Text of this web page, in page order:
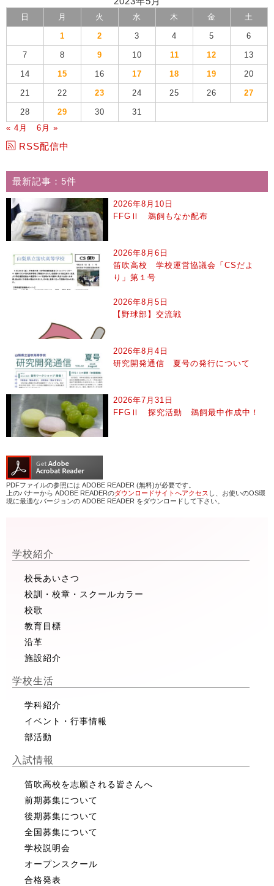
日 月 火 水 木 金 土
1 2 3 4 5 6
7 8 9 10 11 12 13
14 15 16 17 18 19 20
21 22 23 24 25 26 27
28 29 30
31
« 4月
6月 »
RSS配信中
最新記事：5件
2026年8月10日
FFGⅡ 鵜飼もなか配布
2026年8月6日
笛吹高校 学校運営協議会「CSだよ
り」第１号
2026年8月5日
【野球部】交流戦
2026年8月4日
研究開発通信 夏号の発行について
2026年7月31日
FFGⅡ 探究活動 鵜飼最中作成中！
PDFファイルの参照には ADOBE READER (無料)が必要です。
上のバナーから ADOBE READERのダウンロードサイトへアクセス し、お使いのOS環
境に最適なバージョンの ADOBE READER をダウンロードして下さい。
学校紹介
校長あいさつ
校訓・校章・スクールカラー
校歌
教育目標
沿革
施設紹介
学校生活
学科紹介
イベント・行事情報
部活動
入試情報
笛吹高校を志願される皆さんへ
前期募集について
後期募集について
全国募集について
学校説明会
オープンスクール
合格発表